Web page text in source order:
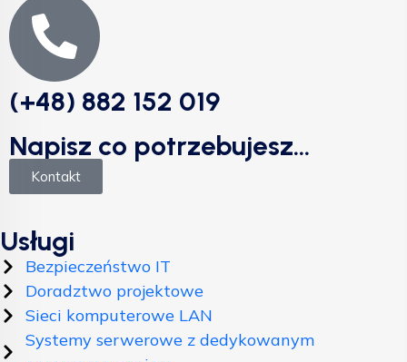
(+48) 882 152 019
Napisz co potrzebujesz...
Kontakt
Usługi
Bezpieczeństwo IT
Doradztwo projektowe
Sieci komputerowe LAN
Systemy serwerowe z dedykowanym